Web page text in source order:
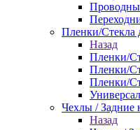
Пленки/Стекла
Назад
Пленки/
Пленки/
Пленки/
Чехлы / Задние
Назад